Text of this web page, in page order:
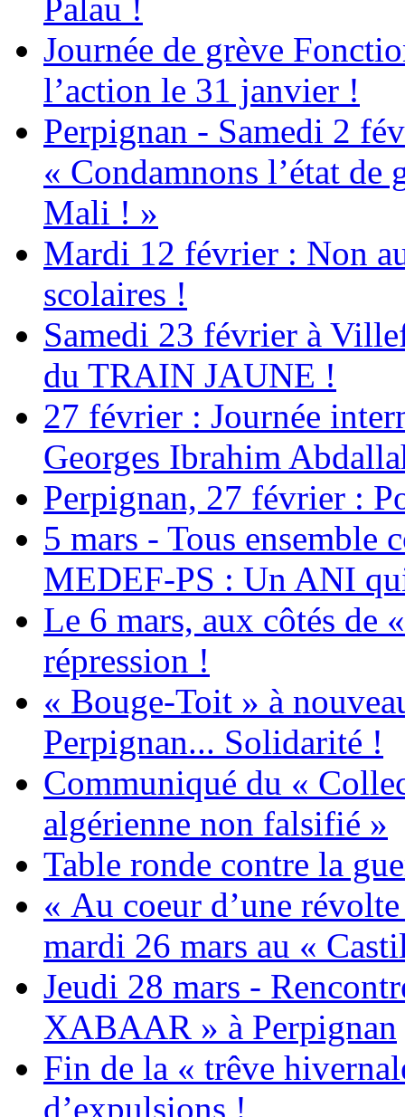
Palau !
Journée de grève
l’action le 31 janvier !
Perpignan - Samedi 2
« Condamnons l’état de
Mali ! »
Mardi 12 février : Non
scolaires !
Samedi 23 février à
du TRAIN JAUNE !
27 février : Journée
Georges Ibrahim
Perpignan, 27 février :
5 mars - Tous ensemble
MEDEF-PS : Un ANI
Le 6 mars, aux côtés de
répression !
« Bouge-Toit » à
Perpignan... Solidarité !
Communiqué du «
algérienne non falsifié »
Table ronde contre la
« Au coeur d’une
mardi 26 mars au «
Jeudi 28 mars -
XABAAR » à Perpignan
Fin de la « trêve
d’expulsions !